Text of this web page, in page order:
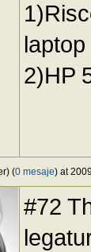
2)HP
(0 mesaje) at
#72